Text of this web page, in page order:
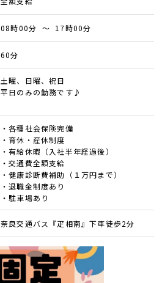
08時00分 ～ 17時00分
60分
土曜、日曜、祝日
平日のみの勤務です♪
・各種社会保険完備
・育休・産休制度
・有給休暇（入社半年経過後）
・交通費全額支給
・健康診断費補助（１万円まで）
・退職金制度あり
・駐車場あり
奈良交通バス『疋相南』下車徒歩2分